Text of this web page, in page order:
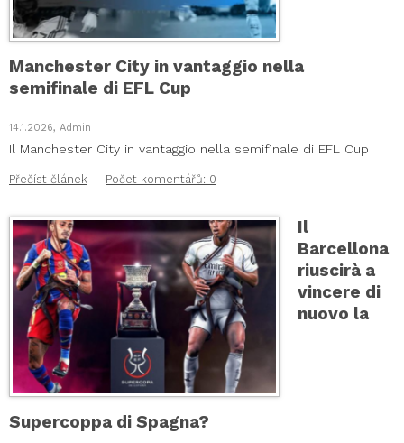
Manchester City in vantaggio nella
semifinale di EFL Cup
14.1.2026, Admin
Il Manchester City in vantaggio nella semifinale di EFL Cup
Přečíst článek Počet komentářů: 0
Il
Barcellona
riuscirà a
vincere di
nuovo la
Supercoppa di Spagna?